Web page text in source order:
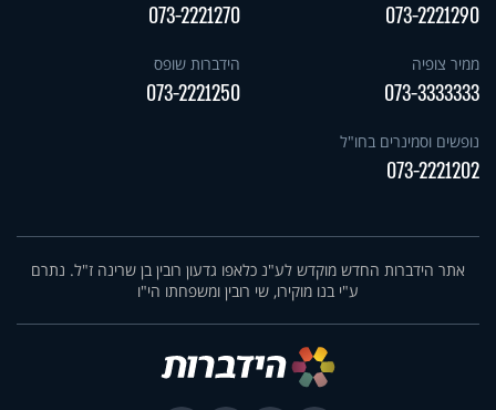
073-2221290
073-2221270
ממיר צופיה
073-3333333
הידברות שופס
073-2221250
נופשים וסמינרים בחו"ל
073-2221202
אתר הידברות החדש מוקדש לע"נ כלאפו גדעון רובין בן שרינה ז"ל. נתרם
ע"י בנו מוקירו, שי רובין ומשפחתו הי"ו